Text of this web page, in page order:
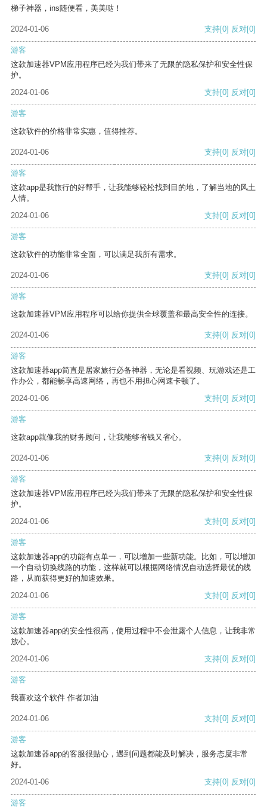
梯子神器，ins随便看，美美哒！
2024-01-06 支持[0] 反对[0]
游客
这款加速器VPM应用程序已经为我们带来了无限的隐私保护和安全性保
护。
2024-01-06
支持[0] 反对[0]
游客
这款软件的价格非常实惠，值得推荐。
2024-01-06 支持[0] 反对[0]
游客
这款app是我旅行的好帮手，让我能够轻松找到目的地，了解当地的风土
人情。
2024-01-06
支持[0] 反对[0]
游客
这款软件的功能非常全面，可以满足我所有需求。
2024-01-06 支持[0] 反对[0]
游客
这款加速器VPM应用程序可以给你提供全球覆盖和最高安全性的连接。
2024-01-06 支持[0] 反对[0]
游客
这款加速器app简直是居家旅行必备神器，无论是看视频、玩游戏还是工
作办公，都能畅享高速网络，再也不用担心网速卡顿了。
2024-01-06
支持[0] 反对[0]
游客
这款app就像我的财务顾问，让我能够省钱又省心。
2024-01-06 支持[0] 反对[0]
游客
这款加速器VPM应用程序已经为我们带来了无限的隐私保护和安全性保
护。
2024-01-06
支持[0] 反对[0]
游客
这款加速器app的功能有点单一，可以增加一些新功能。比如，可以增加
一个自动切换线路的功能，这样就可以根据网络情况自动选择最优的线
路，从而获得更好的加速效果。
2024-01-06
支持[0] 反对[0]
游客
这款加速器app的安全性很高，使用过程中不会泄露个人信息，让我非常
放心。
2024-01-06
支持[0] 反对[0]
游客
我喜欢这个软件 作者加油
2024-01-06 支持[0] 反对[0]
游客
这款加速器app的客服很贴心，遇到问题都能及时解决，服务态度非常
好。
2024-01-06
支持[0] 反对[0]
游客